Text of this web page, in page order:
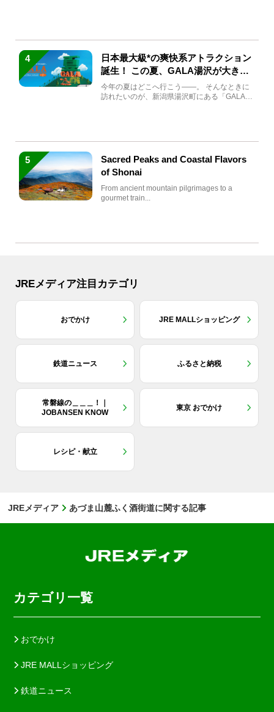
4
日本最大級*の爽快系アトラクション
誕生！ この夏、GALA湯沢が大きく
生まれ変わる
今年の夏はどこへ行こう――。 そんなときに
訪れたいのが、新潟県湯沢町にある「GALA湯
5
Sacred Peaks and Coastal Flavors
of Shonai
From ancient mountain pilgrimages to a
gourmet train...
JREメディア注目カテゴリ
おでかけ JRE MALLショッピング
鉄道ニュース ふるさと納税
常磐線の＿＿＿！｜
JOBANSEN KNOW
東京 おでかけ
レシピ・献立
JREメディア あづま山麓ふく酒街道に関する記事
カテゴリ一覧
おでかけ
JRE MALLショッピング
鉄道ニュース